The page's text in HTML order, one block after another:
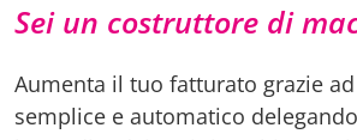
Sei un costruttore di
Aumenta il tuo fatturato grazie
semplice e automatico